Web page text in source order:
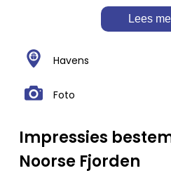
Lees
Havens
Foto
Impressies
Noorse Fjorden